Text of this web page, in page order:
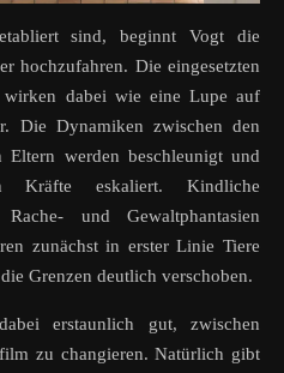
sind, beginnt Vogt die
hochzufahren. Die eingesetzten
wirken dabei wie eine Lupe auf
Die Dynamiken zwischen den
werden beschleunigt und
Kräfte eskaliert. Kindliche
und Gewaltphantasien
zunächst in erster Linie Tiere
Grenzen deutlich verschoben.
erstaunlich gut, zwischen
zu changieren. Natürlich gibt